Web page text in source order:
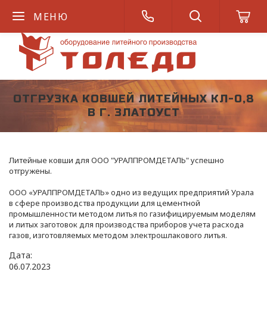
МЕНЮ
ОТГРУЗКА КОВШЕЙ ЛИТЕЙНЫХ КЛ-0,8
В Г. ЗЛАТОУСТ
Литейные ковши для ООО "УРАЛПРОМДЕТАЛЬ" успешно
отгружены.
ООО «УРАЛПРОМДЕТАЛЬ» одно из ведущих предприятий Урала
в сфере производства продукции для цементной
промышленности методом литья по газифицируемым моделям
и литых заготовок для производства приборов учета расхода
газов, изготовляемых методом электрошлакового литья.
Дата:
06.07.2023